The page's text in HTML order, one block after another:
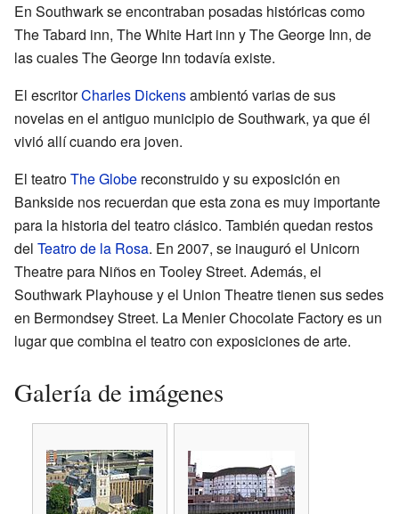
En Southwark se encontraban posadas históricas como
The Tabard inn, The White Hart inn y The George Inn, de
las cuales The George Inn todavía existe.
El escritorCharles Dickensambientó varias de sus
novelas en el antiguo municipio de Southwark, ya que él
vivió allí cuando era joven.
El teatroThe Globe reconstruido y su exposición en
Bankside nos recuerdan que esta zona es muy importante
para la historia del teatro clásico. También quedan restos
del Teatro de la Rosa. En 2007, se inauguró el Unicorn
Theatre para Niños en Tooley Street. Además, el
Southwark Playhouse y el Union Theatre tienen sus sedes
en Bermondsey Street. La Menier Chocolate Factory es un
lugar que combina el teatro con exposiciones de arte.
Galería de imágenes